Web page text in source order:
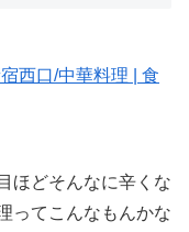
西口/中華料理 | 食
ほどそんなに辛くな
ってこんなもんかな